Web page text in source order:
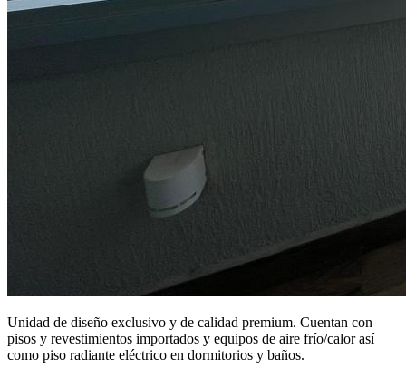
Unidad de diseño exclusivo y de calidad premium. Cuentan con
pisos y revestimientos importados y equipos de aire frío/calor así
como piso radiante eléctrico en dormitorios y baños.